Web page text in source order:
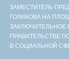
ЗАМЕСТИТЕЛЬ
ГОЛИКОВА НА
ЗАКЛЮЧИТЕЛЬНОЕ
ПРАВИТЕЛЬСТВЕ
В СОЦИАЛЬНОЙ